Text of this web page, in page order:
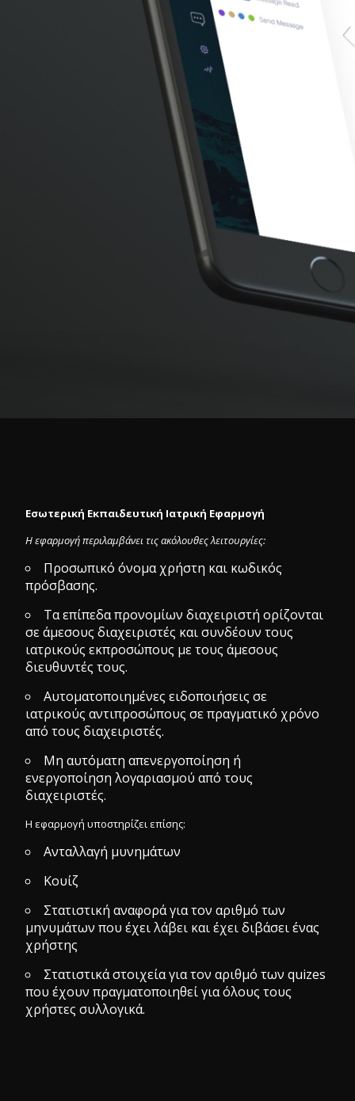
Εσωτερική Εκπαιδευτική Ιατρική Εφαρμογή
Η εφαρμογή περιλαμβάνει τις ακόλουθες λειτουργίες:
Προσωπικό όνομα χρήστη και κωδικός
πρόσβασης.
Τα επίπεδα προνομίων διαχειριστή ορίζονται
σε άμεσους διαχειριστές και συνδέουν τους
ιατρικούς εκπροσώπους με τους άμεσους
διευθυντές τους.
Αυτοματοποιημένες ειδοποιήσεις σε
ιατρικούς αντιπροσώπους σε πραγματικό χρόνο
από τους διαχειριστές.
Μη αυτόματη απενεργοποίηση ή
ενεργοποίηση λογαριασμού από τους
διαχειριστές.
Η εφαρμογή υποστηρίζει επίσης:
Ανταλλαγή μυνημάτων
Κουίζ
Στατιστική αναφορά για τον αριθμό των
μηνυμάτων που έχει λάβει και έχει διβάσει ένας
χρήστης
Στατιστικά στοιχεία για τον αριθμό των quizes
που έχουν πραγματοποιηθεί για όλους τους
χρήστες συλλογικά.